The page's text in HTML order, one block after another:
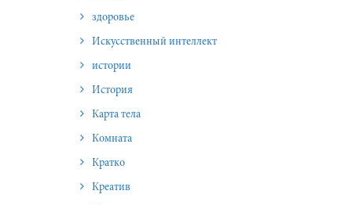
здоровье
Искусственный интеллект
истории
История
Карта тела
Комната
Кратко
Креатив